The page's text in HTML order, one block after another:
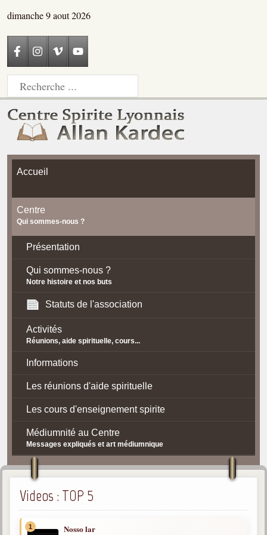
dimanche 9 aout 2026
Accueil
Centre
Qui sommes-nous ?
Présentation
Qui sommes-nous ?
Notre histoire et nos buts
Statuts de l'association
Activités
Réunions, aide spirituelle, cours...
Informations
Les réunions d'aide spirituelle
Les cours d'enseignement spirite
Médiumnité au Centre
Messages expliqués et art médiumnique
Contact / Accès
Plan d'accès
Spiritisme
La doctrine Spirite
Videos : TOP 5
1 Nosso lar